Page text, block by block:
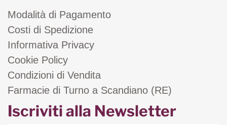
Modalità di Pagamento
Costi di Spedizione
Informativa Privacy
Cookie Policy
Condizioni di Vendita
Farmacie di Turno a Scandiano (RE)
Iscriviti alla Newsletter